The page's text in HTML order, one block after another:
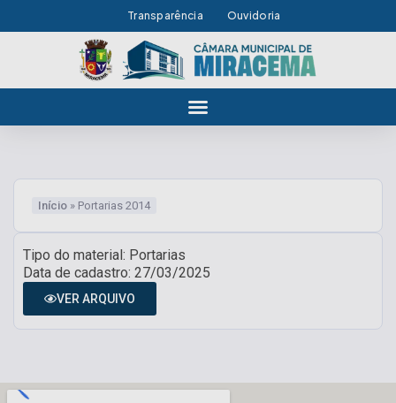
Transparência Ouvidoria
Início » Portarias 2014
Tipo do material: Portarias
Data de cadastro: 27/03/2025
VER ARQUIVO